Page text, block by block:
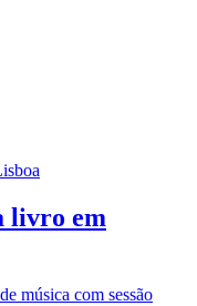
livro em
música com sessão